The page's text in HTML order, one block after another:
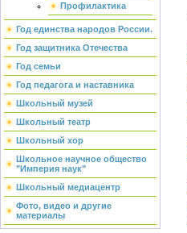
Профилактика
Год единства народов России.
Год защитника Отечества
Год семьи
Год педагога и наставника
Школьный музей
Школьный театр
Школьный хор
Школьное научное общество
"Империя наук"
Школьный медиацентр
Фото, видео и другие
материалы